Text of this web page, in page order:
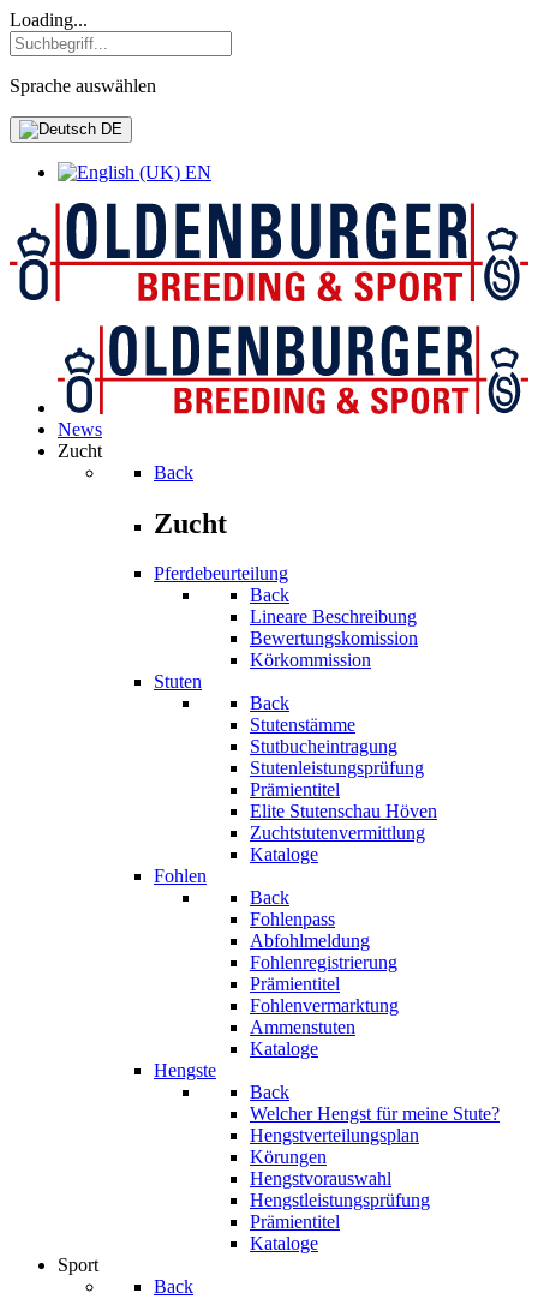
Loading...
Sprache auswählen
DE
EN
News
Zucht
Back
Zucht
Pferdebeurteilung
Back
Lineare Beschreibung
Bewertungskomission
Körkommission
Stuten
Back
Stutenstämme
Stutbucheintragung
Stutenleistungsprüfung
Prämientitel
Elite Stutenschau Höven
Zuchtstutenvermittlung
Kataloge
Fohlen
Back
Fohlenpass
Abfohlmeldung
Fohlenregistrierung
Prämientitel
Fohlenvermarktung
Ammenstuten
Kataloge
Hengste
Back
Welcher Hengst für meine Stute?
Hengstverteilungsplan
Körungen
Hengstvorauswahl
Hengstleistungsprüfung
Prämientitel
Kataloge
Sport
Back